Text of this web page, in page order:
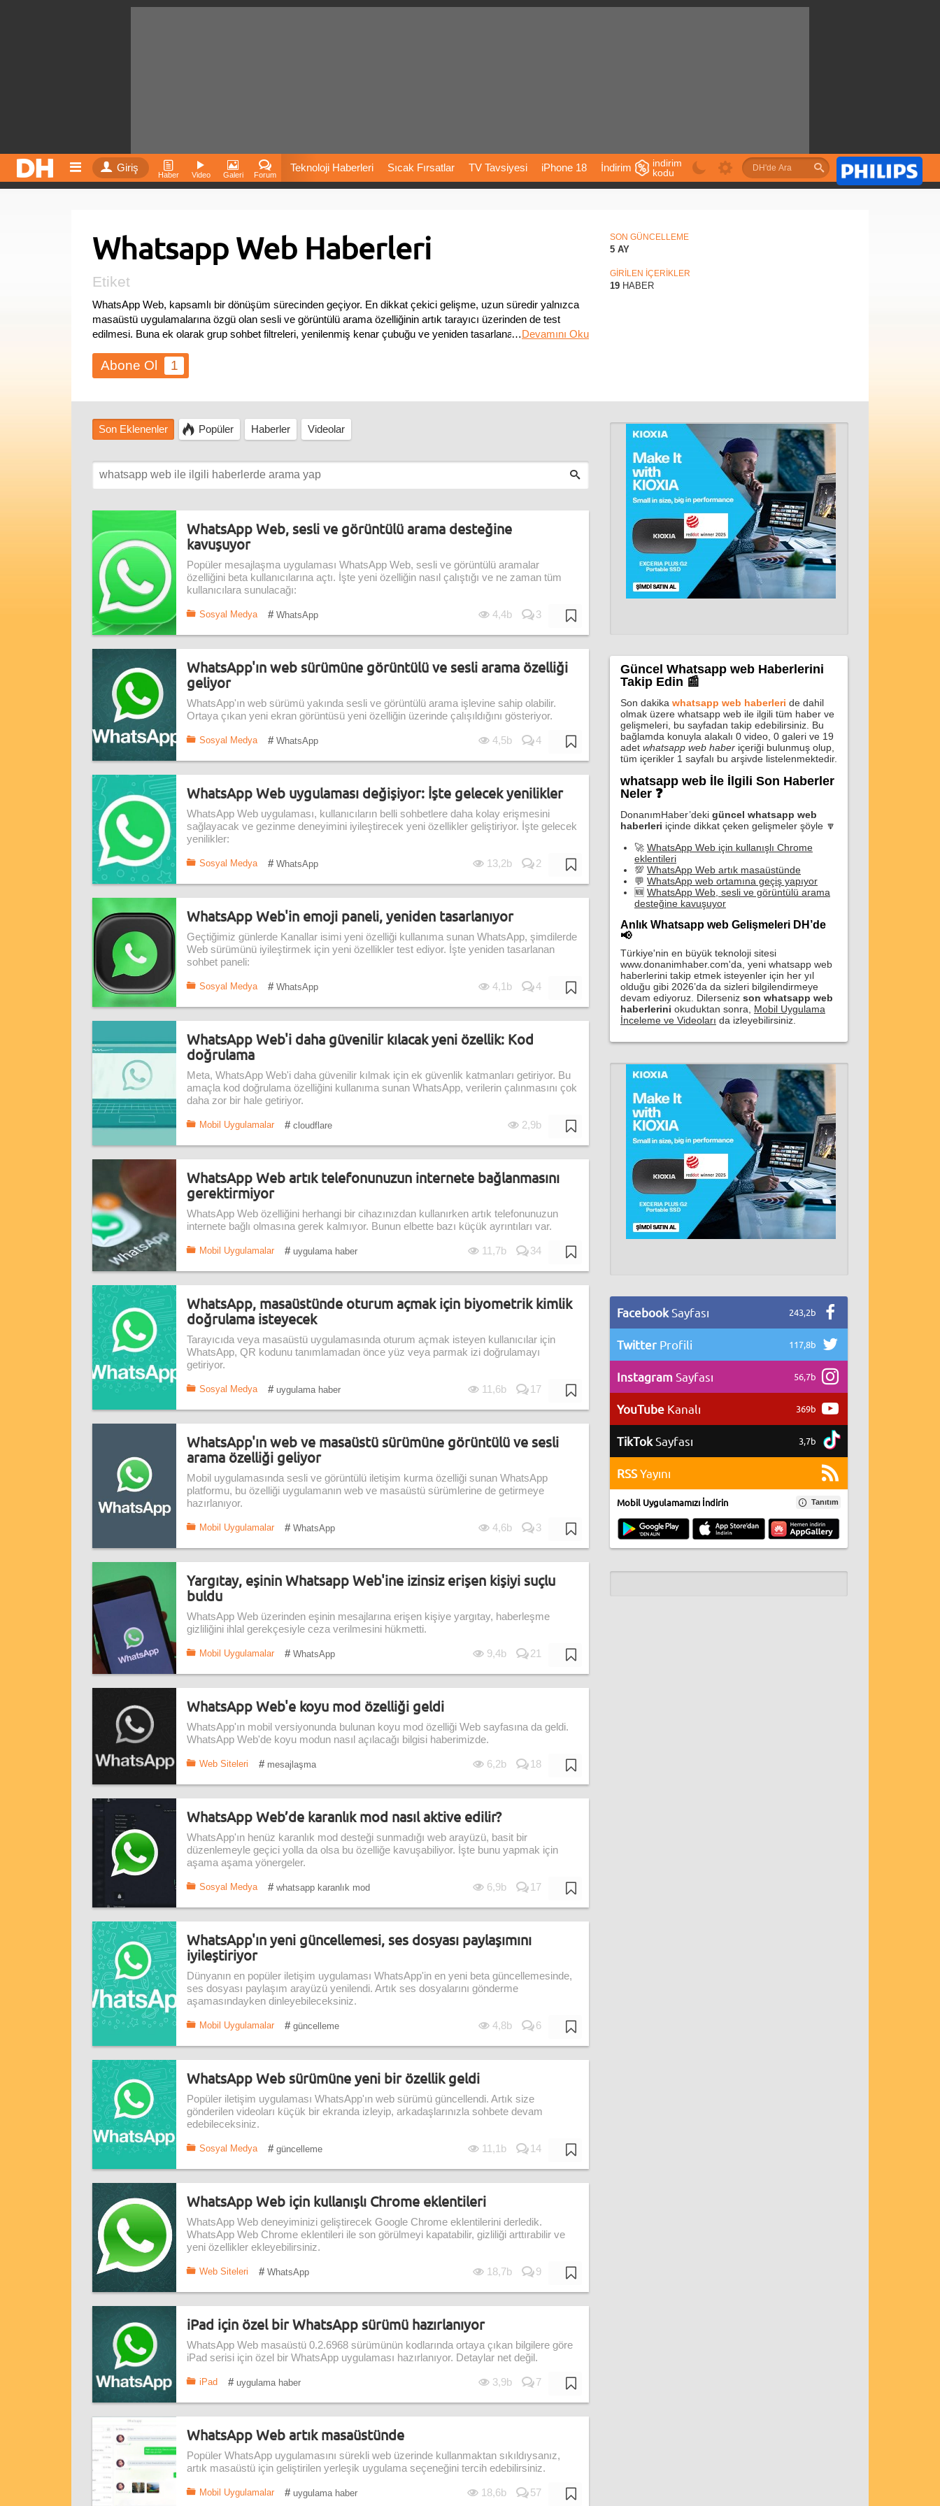
Giriş
Haber Video Galeri Forum
Teknoloji Haberleri Sıcak Fırsatlar TV Tavsiyesi iPhone 18 İndirim
Fiyatları Vizyondaki Filmler Önerileri
indirim
kodu
Whatsapp Web Haberleri
Etiket
WhatsApp Web, kapsamlı bir dönüşüm sürecinden geçiyor. En dikkat çekici gelişme, uzun süredir yalnızca
masaüstü uygulamalarına özgü olan sesli ve görüntülü arama özelliğinin artık tarayıcı üzerinden de test
edilmesi. Buna ek olarak grup sohbet filtreleri, yenilenmiş kenar çubuğu ve yeniden tasarlanan emoji paneli
… Devamını Oku
1
SON GÜNCELLEME
5 AY
GİRİLEN İÇERİKLER
19 HABER
Son Eklenenler Popüler Haberler Videolar
WhatsApp Web, sesli ve görüntülü arama desteğine
kavuşuyor
Popüler mesajlaşma uygulaması WhatsApp Web, sesli ve görüntülü aramalar
özelliğini beta kullanıcılarına açtı. İşte yeni özelliğin nasıl çalıştığı ve ne zaman tüm
kullanıcılara sunulacağı:
Sosyal Medya # WhatsApp 4,4b 3
WhatsApp'ın web sürümüne görüntülü ve sesli arama özelliği
geliyor
WhatsApp'ın web sürümü yakında sesli ve görüntülü arama işlevine sahip olabilir.
Ortaya çıkan yeni ekran görüntüsü yeni özelliğin üzerinde çalışıldığını gösteriyor.
Sosyal Medya # WhatsApp 4,5b 4
WhatsApp Web uygulaması değişiyor: İşte gelecek yenilikler
WhatsApp Web uygulaması, kullanıcıların belli sohbetlere daha kolay erişmesini
sağlayacak ve gezinme deneyimini iyileştirecek yeni özellikler geliştiriyor. İşte gelecek
yenilikler:
Sosyal Medya # WhatsApp 13,2b 2
WhatsApp Web'in emoji paneli, yeniden tasarlanıyor
Geçtiğimiz günlerde Kanallar isimi yeni özelliği kullanıma sunan WhatsApp, şimdilerde
Web sürümünü iyileştirmek için yeni özellikler test ediyor. İşte yeniden tasarlanan
sohbet paneli:
Sosyal Medya # WhatsApp 4,1b 4
WhatsApp Web'i daha güvenilir kılacak yeni özellik: Kod
doğrulama
Meta, WhatsApp Web'i daha güvenilir kılmak için ek güvenlik katmanları getiriyor. Bu
amaçla kod doğrulama özelliğini kullanıma sunan WhatsApp, verilerin çalınmasını çok
daha zor bir hale getiriyor.
Mobil Uygulamalar # cloudflare 2,9b
WhatsApp Web artık telefonunuzun internete bağlanmasını
gerektirmiyor
WhatsApp Web özelliğini herhangi bir cihazınızdan kullanırken artık telefonunuzun
internete bağlı olmasına gerek kalmıyor. Bunun elbette bazı küçük ayrıntıları var.
Mobil Uygulamalar # uygulama haber 11,7b 34
WhatsApp, masaüstünde oturum açmak için biyometrik kimlik
doğrulama isteyecek
Tarayıcıda veya masaüstü uygulamasında oturum açmak isteyen kullanıcılar için
WhatsApp, QR kodunu tanımlamadan önce yüz veya parmak izi doğrulamayı
getiriyor.
Sosyal Medya # uygulama haber 11,6b 17
WhatsApp'ın web ve masaüstü sürümüne görüntülü ve sesli
arama özelliği geliyor
Mobil uygulamasında sesli ve görüntülü iletişim kurma özelliği sunan WhatsApp
platformu, bu özelliği uygulamanın web ve masaüstü sürümlerine de getirmeye
hazırlanıyor.
Mobil Uygulamalar # WhatsApp 4,6b 3
Yargıtay, eşinin Whatsapp Web'ine izinsiz erişen kişiyi suçlu
buldu
WhatsApp Web üzerinden eşinin mesajlarına erişen kişiye yargıtay, haberleşme
gizliliğini ihlal gerekçesiyle ceza verilmesini hükmetti.
Mobil Uygulamalar # WhatsApp 9,4b 21
WhatsApp Web'e koyu mod özelliği geldi
WhatsApp'ın mobil versiyonunda bulunan koyu mod özelliği Web sayfasına da geldi.
WhatsApp Web'de koyu modun nasıl açılacağı bilgisi haberimizde.
Web Siteleri # mesajlaşma 6,2b 18
WhatsApp Web’de karanlık mod nasıl aktive edilir?
WhatsApp'ın henüz karanlık mod desteği sunmadığı web arayüzü, basit bir
düzenlemeyle geçici yolla da olsa bu özelliğe kavuşabiliyor. İşte bunu yapmak için
aşama aşama yönergeler.
Sosyal Medya # whatsapp karanlık mod 6,9b 17
WhatsApp'ın yeni güncellemesi, ses dosyası paylaşımını
iyileştiriyor
Dünyanın en popüler iletişim uygulaması WhatsApp'in en yeni beta güncellemesinde,
ses dosyası paylaşım arayüzü yenilendi. Artık ses dosyalarını gönderme
aşamasındayken dinleyebileceksiniz.
Mobil Uygulamalar # güncelleme 4,8b 6
WhatsApp Web sürümüne yeni bir özellik geldi
Popüler iletişim uygulaması WhatsApp'ın web sürümü güncellendi. Artık size
gönderilen videoları küçük bir ekranda izleyip, arkadaşlarınızla sohbete devam
edebileceksiniz.
Sosyal Medya # güncelleme 11,1b 14
WhatsApp Web için kullanışlı Chrome eklentileri
WhatsApp Web deneyiminizi geliştirecek Google Chrome eklentilerini derledik.
WhatsApp Web Chrome eklentileri ile son görülmeyi kapatabilir, gizliliği arttırabilir ve
yeni özellikler ekleyebilirsiniz.
Web Siteleri # WhatsApp 18,7b 9
iPad için özel bir WhatsApp sürümü hazırlanıyor
WhatsApp Web masaüstü 0.2.6968 sürümünün kodlarında ortaya çıkan bilgilere göre
iPad serisi için özel bir WhatsApp uygulaması hazırlanıyor. Detaylar net değil.
iPad # uygulama haber 3,9b 7
WhatsApp Web artık masaüstünde
Popüler WhatsApp uygulamasını sürekli web üzerinde kullanmaktan sıkıldıysanız,
artık masaüstü için geliştirilen yerleşik uygulama seçeneğini tercih edebilirsiniz.
Mobil Uygulamalar # uygulama haber 18,6b 57
Güncel Whatsapp web Haberlerini
Takip Edin 📰
Son dakika whatsapp web haberleri de dahil
olmak üzere whatsapp web ile ilgili tüm haber ve
gelişmeleri, bu sayfadan takip edebilirsiniz. Bu
bağlamda konuyla alakalı 0 video, 0 galeri ve 19
adet whatsapp web haber içeriği bulunmuş olup,
tüm içerikler 1 sayfalı bu arşivde listelenmektedir.
whatsapp web İle İlgili Son Haberler
Neler ❓
DonanımHaber’deki güncel whatsapp web
haberleri içinde dikkat çeken gelişmeler şöyle 🔽
🚀 WhatsApp Web için kullanışlı Chrome
eklentileri
💯 WhatsApp Web artık masaüstünde
💬 WhatsApp web ortamına geçiş yapıyor
🆕 WhatsApp Web, sesli ve görüntülü arama
desteğine kavuşuyor
Anlık Whatsapp web Gelişmeleri DH’de
📢
Türkiye'nin en büyük teknoloji sitesi
www.donanimhaber.com'da, yeni whatsapp web
haberlerini takip etmek isteyenler için her yıl
olduğu gibi 2026’da da sizleri bilgilendirmeye
devam ediyoruz. Dilerseniz son whatsapp web
haberlerini okuduktan sonra, Mobil Uygulama
İnceleme ve Videoları da izleyebilirsiniz.
Facebook Sayfası 243,2b
Twitter Profili 117,8b
Instagram Sayfası 56,7b
YouTube Kanalı 369b
TikTokSayfası 3,7b
RSSYayını
Mobil Uygulamamızı İndirin Tanıtım